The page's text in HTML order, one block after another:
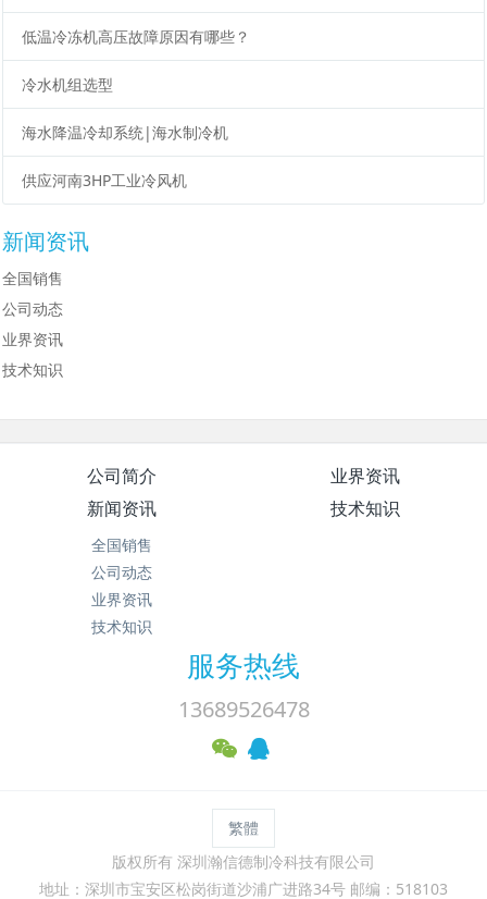
低温冷冻机高压故障原因有哪些？
冷水机组选型
海水降温冷却系统|海水制冷机
供应河南3HP工业冷风机
新闻资讯
全国销售
公司动态
业界资讯
技术知识
公司简介
业界资讯
新闻资讯
全国销售
公司动态
业界资讯
技术知识
技术知识
服务热线
13689526478
繁體
版权所有 深圳瀚信德制冷科技有限公司
地址：深圳市宝安区松岗街道沙浦广进路34号 邮编：518103